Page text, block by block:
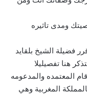
ومدى تاثيره
فضيلة الشيخ بلقايد
هنا تفصيليلا
المعتمده والمدعومه
المغربية وهي